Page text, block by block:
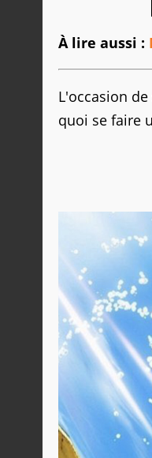
À lire aussi :
L'occasion
quoi se faire